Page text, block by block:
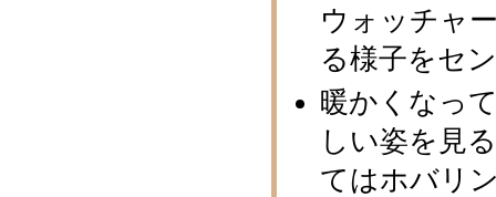
ウォッチャ
る様子をセ
暖かくなっ
しい姿を見
てはホバリ